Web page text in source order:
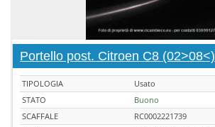
Portello post. Citroen C8 (02>08<)
TIPOLOGIA
Usato
STATO
Buono
SCAFFALE
RC0002221739